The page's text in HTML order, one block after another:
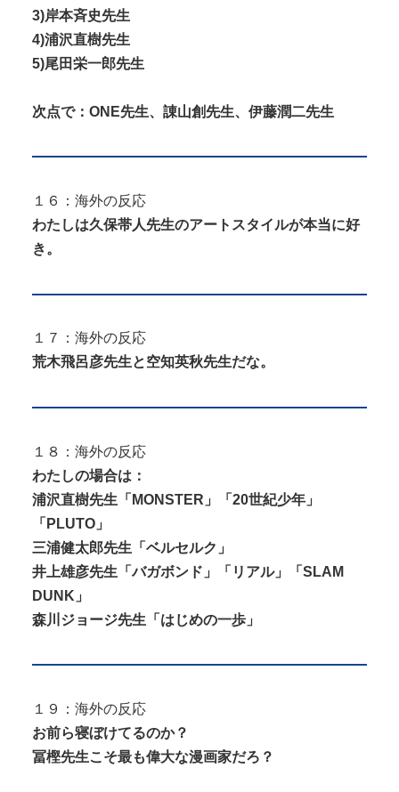
3)岸本斉史先生
4)浦沢直樹先生
5)尾田栄一郎先生
次点で：ONE先生、諌山創先生、伊藤潤二先生
１６：海外の反応
わたしは久保帯人先生のアートスタイルが本当に好
き。
１７：海外の反応
荒木飛呂彦先生と空知英秋先生だな。
１８：海外の反応
わたしの場合は：
浦沢直樹先生「MONSTER」「20世紀少年」
「PLUTO」
三浦健太郎先生「ベルセルク」
井上雄彦先生「バガボンド」「リアル」「SLAM
DUNK」
森川ジョージ先生「はじめの一歩」
１９：海外の反応
お前ら寝ぼけてるのか？
冨樫先生こそ最も偉大な漫画家だろ？